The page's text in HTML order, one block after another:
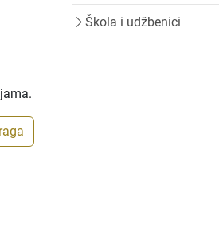
Škola i udžbenici